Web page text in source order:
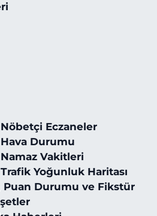
Eczaneler
Durumu
Vakitleri
Yoğunluk Haritası
Puan Durumu ve Fikstür